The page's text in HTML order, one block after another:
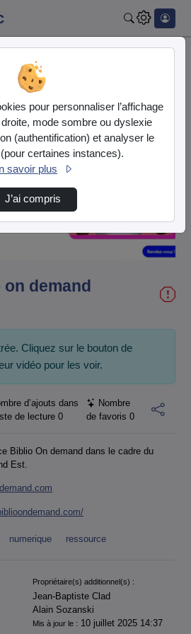
on demand
Lire
la
demand
Cliquez sur le bouton de
vidéo pour les voir.
d’ajouts dans
de lecture0
Nombre
de favoris 0
Biblio On demand dans le cadre du
Est.
numerique ressource
Propriétaire(s) additionnel(s) :
Jean-Baptiste Clad
Alain Sozanski
Mis à jour le : 10 juillet 2025 14:37
pour personnaliser l’affichage
mode sombre ou dyslexie
(authentification) et analyser le
certaines instances).
savoir plus
J’ai compris